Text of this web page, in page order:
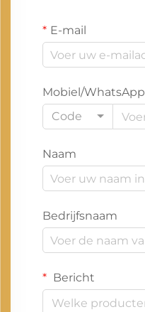
E-mail
Mobiel/WhatsApp
Code
Naam
Bedrijfsnaam
Bericht